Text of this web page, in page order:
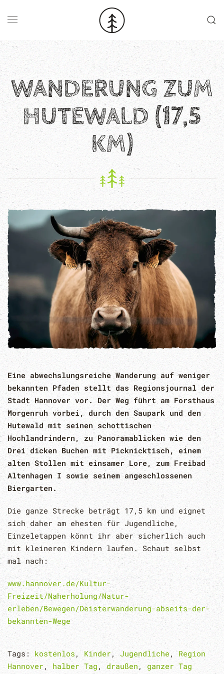
Skip to main content
WANDERUNG ZUM
HUTEWALD (17,5
KM)
Eine abwechslungsreiche Wanderung auf weniger
bekannten Pfaden stellt das Regionsjournal der
Stadt Hannover vor. Der Weg führt am Forsthaus
Morgenruh vorbei, durch den Saupark und den
Hutewald mit seinen schottischen
Hochlandrindern, zu Panoramablicken wie den
Drei dicken Buchen mit Picknicktisch, einem
alten Stollen mit einsamer Lore, zum Freibad
Altenhagen I sowie seinem angeschlossenen
Biergarten.
Die ganze Strecke beträgt 17,5 km und eignet
sich daher am ehesten für Jugendliche,
Einzeletappen könnt ihr aber sicherlich auch
mit kleineren Kindern laufen. Schaut selbst
mal nach:
www.hannover.de/Kultur-
Freizeit/Naherholung/Natur-
erleben/Bewegen/Deisterwanderung-abseits-der-
bekannten-Wege
Tags: kostenlos , Kinder , Jugendliche, Region
Hannover , halber Tag , draußen , ganzer Tag